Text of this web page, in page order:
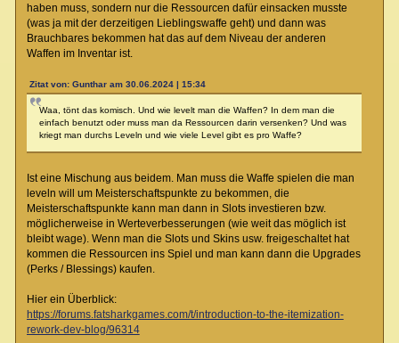
haben muss, sondern nur die Ressourcen dafür einsacken musste
(was ja mit der derzeitigen Lieblingswaffe geht) und dann was
Brauchbares bekommen hat das auf dem Niveau der anderen
Waffen im Inventar ist.
Zitat von: Gunthar am 30.06.2024 | 15:34
Waa, tönt das komisch. Und wie levelt man die Waffen? In dem man die
einfach benutzt oder muss man da Ressourcen darin versenken? Und was
kriegt man durchs Leveln und wie viele Level gibt es pro Waffe?
Ist eine Mischung aus beidem. Man muss die Waffe spielen die man
leveln will um Meisterschaftspunkte zu bekommen, die
Meisterschaftspunkte kann man dann in Slots investieren bzw.
möglicherweise in Werteverbesserungen (wie weit das möglich ist
bleibt wage). Wenn man die Slots und Skins usw. freigeschaltet hat
kommen die Ressourcen ins Spiel und man kann dann die Upgrades
(Perks / Blessings) kaufen.
Hier ein Überblick:
https://forums.fatsharkgames.com/t/introduction-to-the-itemization-
rework-dev-blog/96314